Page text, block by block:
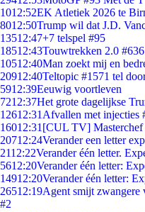
1012:52EK Atletiek 2026 te
8012:50Trump wil dat J.D.
13512:47+7 telspel #95
18512:43Touwtrekken 2.0
10512:40Man zoekt mij en
20912:40Teltopic #1571 tel
5912:39Eeuwig voortleven
7212:37Het grote dagelijkse
12612:31 Afvallen met injecties
16012:31 [CUL TV] Masterchef
20712:24Verander een letter
2112:22Verander één letter.
5612:20Verander één letter:
14912:20Verander één letter:
26512:19Agent smijt zwangere
#2